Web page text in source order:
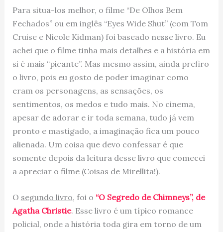
Para situa-los melhor, o filme “De Olhos Bem
Fechados” ou em inglês “Eyes Wide Shut” (com Tom
Cruise e Nicole Kidman) foi baseado nesse livro. Eu
achei que o filme tinha mais detalhes e a história em
si é mais “picante”. Mas mesmo assim, ainda prefiro
o livro, pois eu gosto de poder imaginar como
eram os personagens, as sensações, os
sentimentos, os medos e tudo mais. No cinema,
apesar de adorar e ir toda semana, tudo já vem
pronto e mastigado, a imaginação fica um pouco
alienada. Um coisa que devo confessar é que
somente depois da leitura desse livro que comecei
a apreciar o filme (Coisas de Mirellita!).
O segundo livro, foi o “O Segredo de Chimneys”, de
Agatha Christie. Esse livro é um típico romance
policial, onde a história toda gira em torno de um